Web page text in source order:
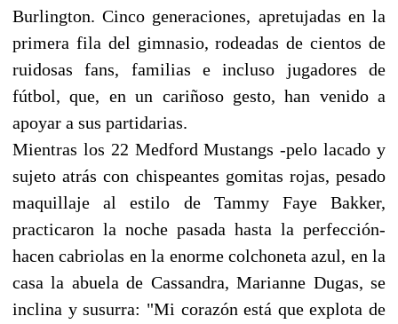
Burlington. Cinco generaciones, apretujadas en la
primera fila del gimnasio, rodeadas de cientos de
ruidosas fans, familias e incluso jugadores de
fútbol, que, en un cariñoso gesto, han venido a
apoyar a sus partidarias.
Mientras los 22 Medford Mustangs -pelo lacado y
sujeto atrás con chispeantes gomitas rojas, pesado
maquillaje al estilo de Tammy Faye Bakker,
practicaron la noche pasada hasta la perfección-
hacen cabriolas en la enorme colchoneta azul, en la
casa la abuela de Cassandra, Marianne Dugas, se
inclina y susurra: "Mi corazón está que explota de